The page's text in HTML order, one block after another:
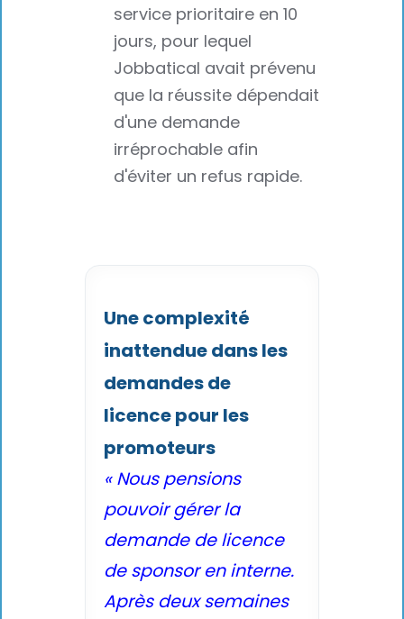
service prioritaire en 10
jours, pour lequel
Jobbatical avait prévenu
que la réussite dépendait
d'une demande
irréprochable afin
d'éviter un refus rapide.
Une complexité
inattendue dans les
demandes de
licence pour les
promoteurs
« Nous pensions
pouvoir gérer la
demande de licence
de sponsor en interne.
Après deux semaines